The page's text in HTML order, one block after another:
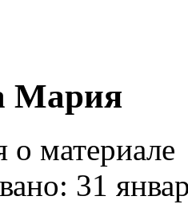
www.joomla3x.ru/joomla3-
Мария
материале
31